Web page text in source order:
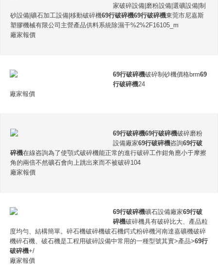
家破碎設備|磨粉設備|選礦設備|制
砂設備|礦石加工設備|移動破碎機69行破碎機69行破碎機東莞市尼嘉斯
塑膠機械有限公司主營產品供料系統除濕干%2%2F16105_m
廠家報價
69行破碎機破碎制砂機價格brm69
行破碎機24
廠家報價
69行破碎機69行破碎機破碎磨粉
設備廠家69行破碎機咨詢69行破
碎機在線咨詢為了使顎式破碎機能正常的進行破碎工作鉗角應小于摩擦
角的兩倍不然礦石會向上跳出來而不被破碎104
廠家報價
69行破碎機礦石設備廠家69行破
碎機破碎機具有破碎比大、產品粒
度均勻、結構簡單。碎石機破碎機破石機鍔式粉碎機河南達嘉礦機破碎
機碎石機、破石機是工程用破碎設備中常用的一種型號其實>產品>69行
破碎機+/
廠家報價